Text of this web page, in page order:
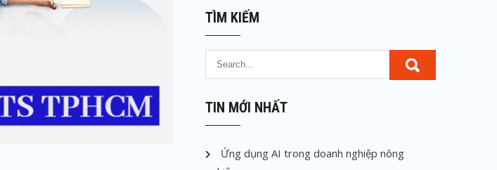
TÌM KIẾM
TIN MỚI NHẤT
Ứng dụng AI trong doanh nghiệp nông